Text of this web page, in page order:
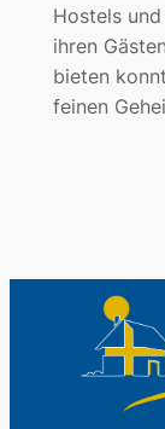
Hostels
ihren
bieten
feinen